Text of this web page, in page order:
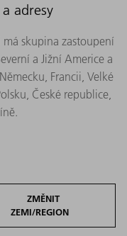
adresy
skupina zastoupení
a Jižní Americe a
Francii, Velké
České republice,
ZMĚNIT
ZEMI/REGION